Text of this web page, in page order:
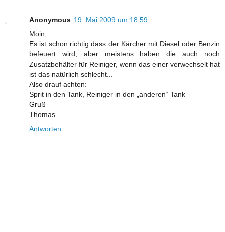
Anonymous 19. Mai 2009 um 18:59
Moin,
Es ist schon richtig dass der Kärcher mit Diesel oder Benzin
befeuert wird, aber meistens haben die auch noch
Zusatzbehälter für Reiniger, wenn das einer verwechselt hat
ist das natürlich schlecht...
Also drauf achten:
Sprit in den Tank, Reiniger in den „anderen“ Tank
Gruß
Thomas
Antworten